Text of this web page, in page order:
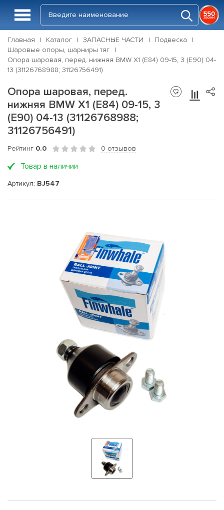
Главная Каталог ЗАПАСНЫЕ ЧАСТИ
Подвеска
Шаровые опоры, шарниры тяг
Опора шаровая, перед. нижняя BMW X1 (E84) 09-15, 3 (E90) 04-
13 (31126768988; 31126756491)
Опора шаровая, перед.
нижняя BMW X1 (E84) 09-15, 3
(E90) 04-13 (31126768988;
31126756491)
Рейтинг 0.0 0 отзывов
Товар в наличии
Артикул: BJ547